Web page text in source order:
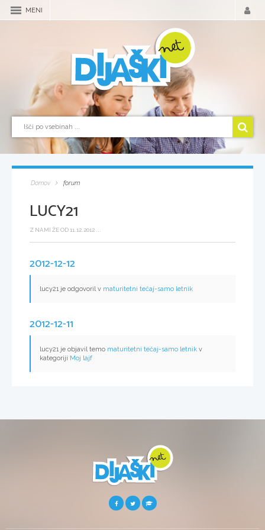
MENI
Domov forum
LUCY21
Z NAMI ŽE OD 11.12.2012 ...
2012-12-12
lucy21 je odgovoril v maturitetni tečaj-samo letnik
2012-12-11
lucy21 je objavil temo maturitetni tečaj-samo letnik v
kategoriji Moj lajf